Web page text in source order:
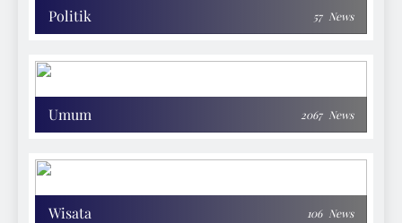
Politik 57 News
Umum 2067 News
Wisata 106 News